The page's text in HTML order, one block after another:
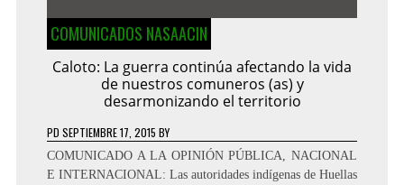
COMUNICADOS NASAACIN
Caloto: La guerra continúa afectando la vida
de nuestros comuneros (as) y
desarmonizando el territorio
PD SEPTIEMBRE 17, 2015 BY
COMUNICADO A LA OPINIÓN PÚBLICA, NACIONAL
E INTERNACIONAL: Las autoridades indígenas de Huellas